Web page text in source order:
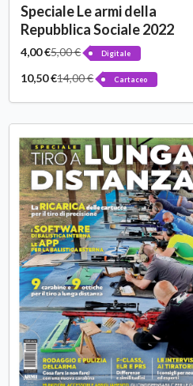
Speciale Le armi della
Repubblica Sociale 2022
4,00 €5,00 € Digitale
10,50 €14,00 € Cartaceo